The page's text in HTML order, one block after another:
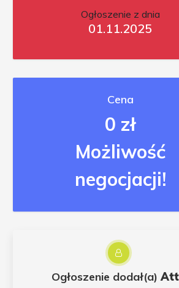
Ogłoszenie z dnia
01.11.2025
Cena
0 zł
Możliwość
negocjacji!
Ogłoszenie dodał(a)